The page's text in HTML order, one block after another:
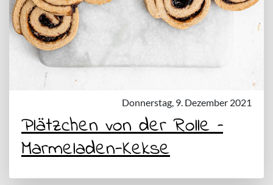
Donnerstag, 9. Dezember 2021
Plätzchen von der Rolle –
Marmeladen-Kekse